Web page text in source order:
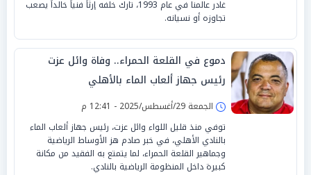
غادر عالمنا في عام 1993، تارك خلفه إرثاً فنياً خالداً يصعب
تجاوزه أو نسيانه.
دموع في القلعة الحمراء.. وفاة وائل عزت
رئيس جهاز ألعاب الماء بالأهلي
الجمعة 29/أغسطس/2025 - 12:41 م
توفي منذ قليل اللواء وائل عزت، رئيس جهاز ألعاب الماء
بالنادي الأهلي، في خبر صادم هز الأوساط الرياضية
وجماهير القلعة الحمراء، لما يتمتع به الفقيد من مكانة
كبيرة داخل المنظومة الرياضية بالنادي.